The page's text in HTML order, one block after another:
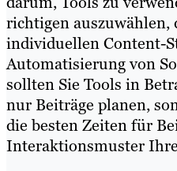
richtigen auszuwählen,
individuellen Content-
Automatisierung von
sollten Sie Tools in
nur Beiträge planen,
die besten Zeiten für
Interaktionsmuster